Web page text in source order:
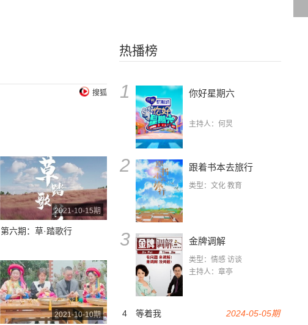
热播榜
1 你好星期六
主持人：何炅
2 跟着书本去旅行
类型：文化 教育
3 金牌调解
类型：情感 访谈
主持人：章亭
2024-05-05期
4 等着我
搜狐
2021-10-15期
第六期：草·踏歌行
2021-10-10期